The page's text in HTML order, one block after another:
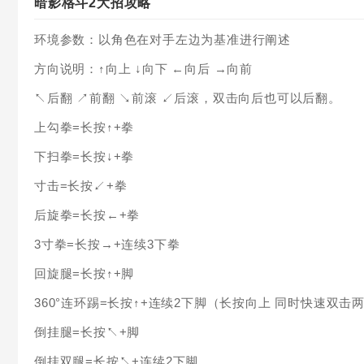
环境参数：以角色在对手左边为基准进行阐述
方向说明：↑向上 ↓向下 ←向后 →向前
↖后翻 ↗前翻 ↘前滚 ↙后滚，双击向后也可以后翻。
上勾拳=长按↑+拳
下扫拳=长按↓+拳
寸击=长按↙+拳
后旋拳=长按←+拳
3寸拳=长按→+连续3下拳
回旋腿=长按↑+脚
360°连环踢=长按↑+连续2下脚（长按向上 同时快速双击
倒挂腿=长按↖+脚
倒挂双腿=长按↖+连续2下脚